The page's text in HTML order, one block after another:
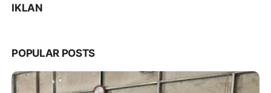
IKLAN
POPULAR POSTS